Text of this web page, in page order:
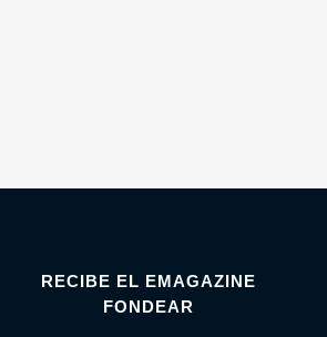
RECIBE EL EMAGAZINE
FONDEAR